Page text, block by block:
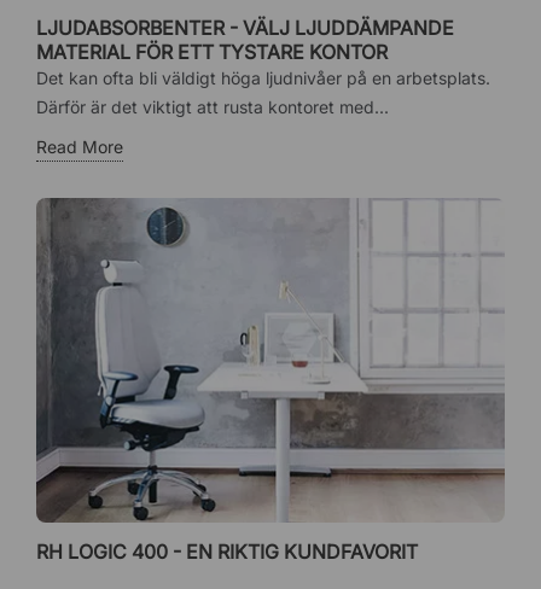
LJUDABSORBENTER - VÄLJ LJUDDÄMPANDE
MATERIAL FÖR ETT TYSTARE KONTOR
Det kan ofta bli väldigt höga ljudnivåer på en arbetsplats.
Därför är det viktigt att rusta kontoret med...
Read More
RH LOGIC 400 - EN RIKTIG KUNDFAVORIT